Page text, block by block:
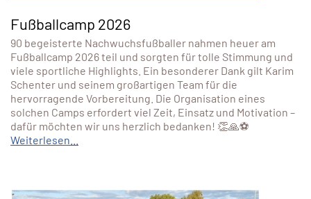
Fußballcamp 2026
90 begeisterte Nachwuchsfußballer nahmen heuer am
Fußballcamp 2026 teil und sorgten für tolle Stimmung und
viele sportliche Highlights. Ein besonderer Dank gilt Karim
Schenter und seinem großartigen Team für die
hervorragende Vorbereitung. Die Organisation eines
solchen Camps erfordert viel Zeit, Einsatz und Motivation –
dafür möchten wir uns herzlich bedanken! 👏🙏⚽
Weiterlesen...